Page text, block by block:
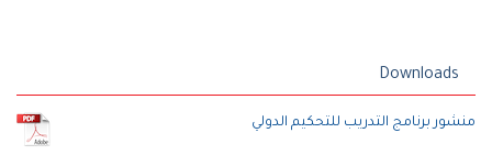
Downloads
منشور برنامج التدريب للتحكيم الدولي